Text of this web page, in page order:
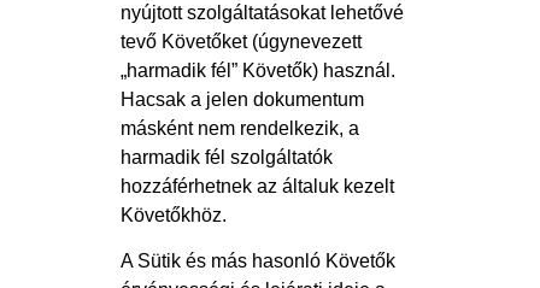
nyújtott szolgáltatásokat lehetővé
tevő Követőket (úgynevezett
„harmadik fél” Követők) használ.
Hacsak a jelen dokumentum
másként nem rendelkezik, a
harmadik fél szolgáltatók
hozzáférhetnek az általuk kezelt
Követőkhöz.
A Sütik és más hasonló Követők